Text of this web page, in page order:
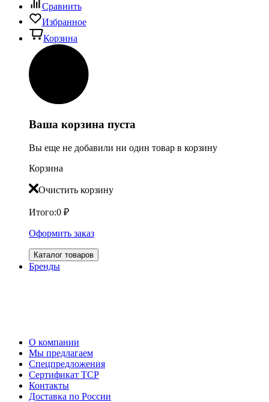
Сравнить
Избранное
Корзина
Ваша корзина пуста
Вы еще не добавили ни один товар в корзину
Корзина
Очистить корзину
Итого:0 ₽
Оформить заказ
Каталог товаров
Бренды
О компании
Мы предлагаем
Спецпредложения
Сертификат ТСР
Контакты
Доставка по России